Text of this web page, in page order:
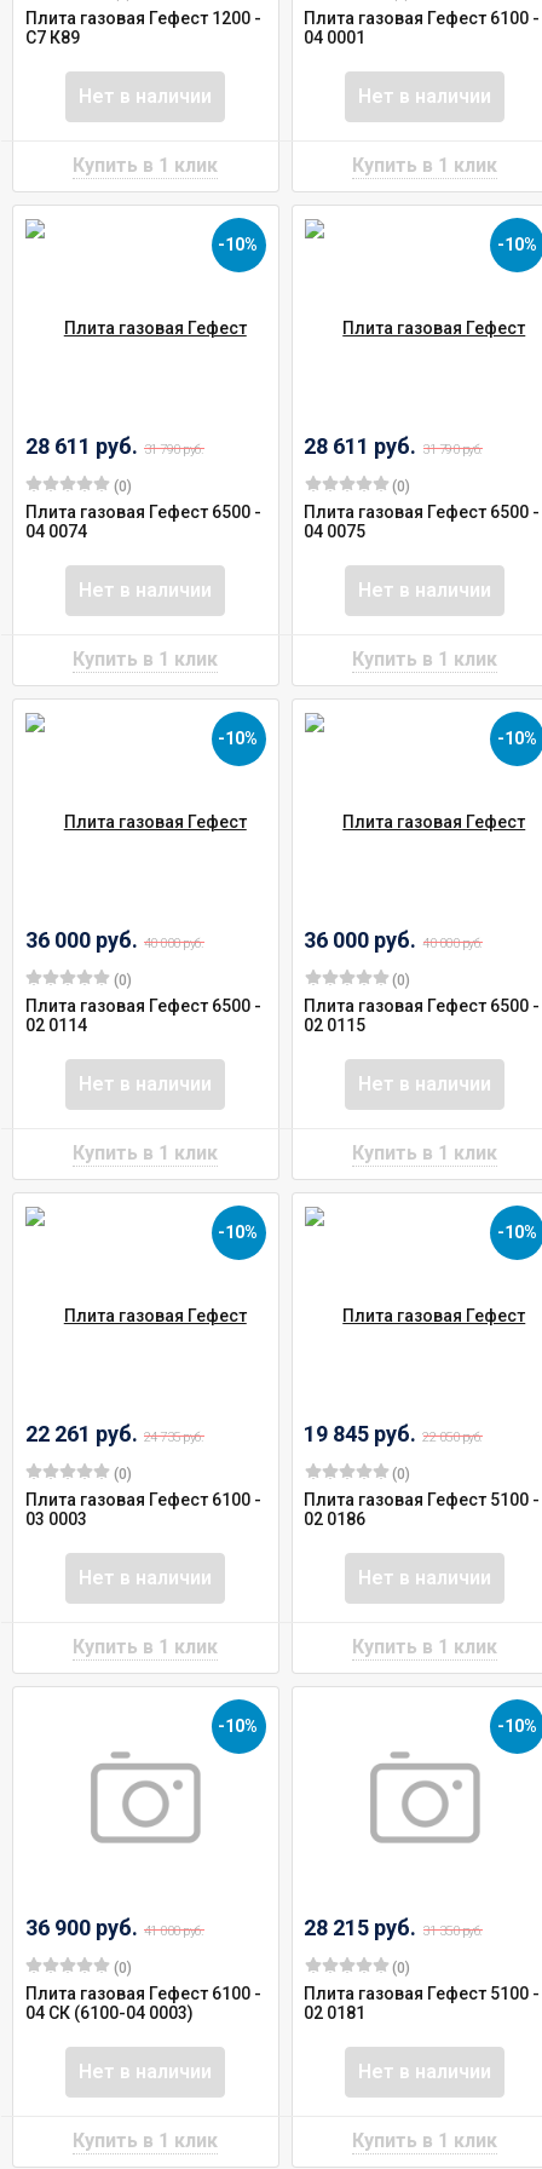
Плита газовая Гефест 1200 -
С7 К89
Нет в наличии
Плита газовая Гефест 6100 -
04 0001
Нет в наличии
-10%
28 611 руб. 31 790 руб.
(0)
Плита газовая Гефест 6500 -
04 0074
Нет в наличии
-10%
28 611 руб. 31 790 руб.
(0)
Плита газовая Гефест 6500 -
04 0075
Нет в наличии
-10%
36 000 руб. 40 000 руб.
(0)
Плита газовая Гефест 6500 -
02 0114
Нет в наличии
-10%
36 000 руб. 40 000 руб.
(0)
Плита газовая Гефест 6500 -
02 0115
Нет в наличии
-10%
22 261 руб. 24 735 руб.
(0)
Плита газовая Гефест 6100 -
03 0003
Нет в наличии
-10%
19 845 руб. 22 050 руб.
(0)
Плита газовая Гефест 5100 -
02 0186
Нет в наличии
-10%
36 900 руб. 41 000 руб.
(0)
Плита газовая Гефест 6100 -
04 СК (6100-04 0003)
Нет в наличии
-10%
28 215 руб. 31 350 руб.
(0)
Плита газовая Гефест 5100 -
02 0181
Нет в наличии